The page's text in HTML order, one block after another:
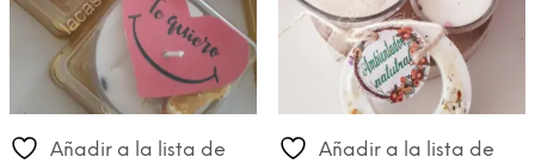
Añadir a la lista de
Añadir a la lista de